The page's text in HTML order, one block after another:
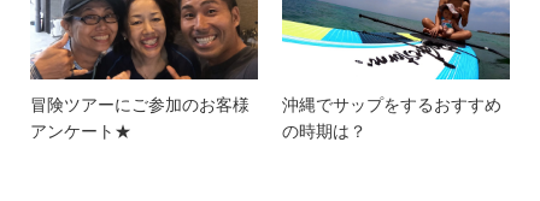
冒険ツアーにご参加のお客様
アンケート★
沖縄でサップをするおすすめ
の時期は？